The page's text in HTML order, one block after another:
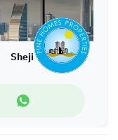
Sheji
and electricity bills.
rent:850/-
Ref no RFB3
this kindly give us a call